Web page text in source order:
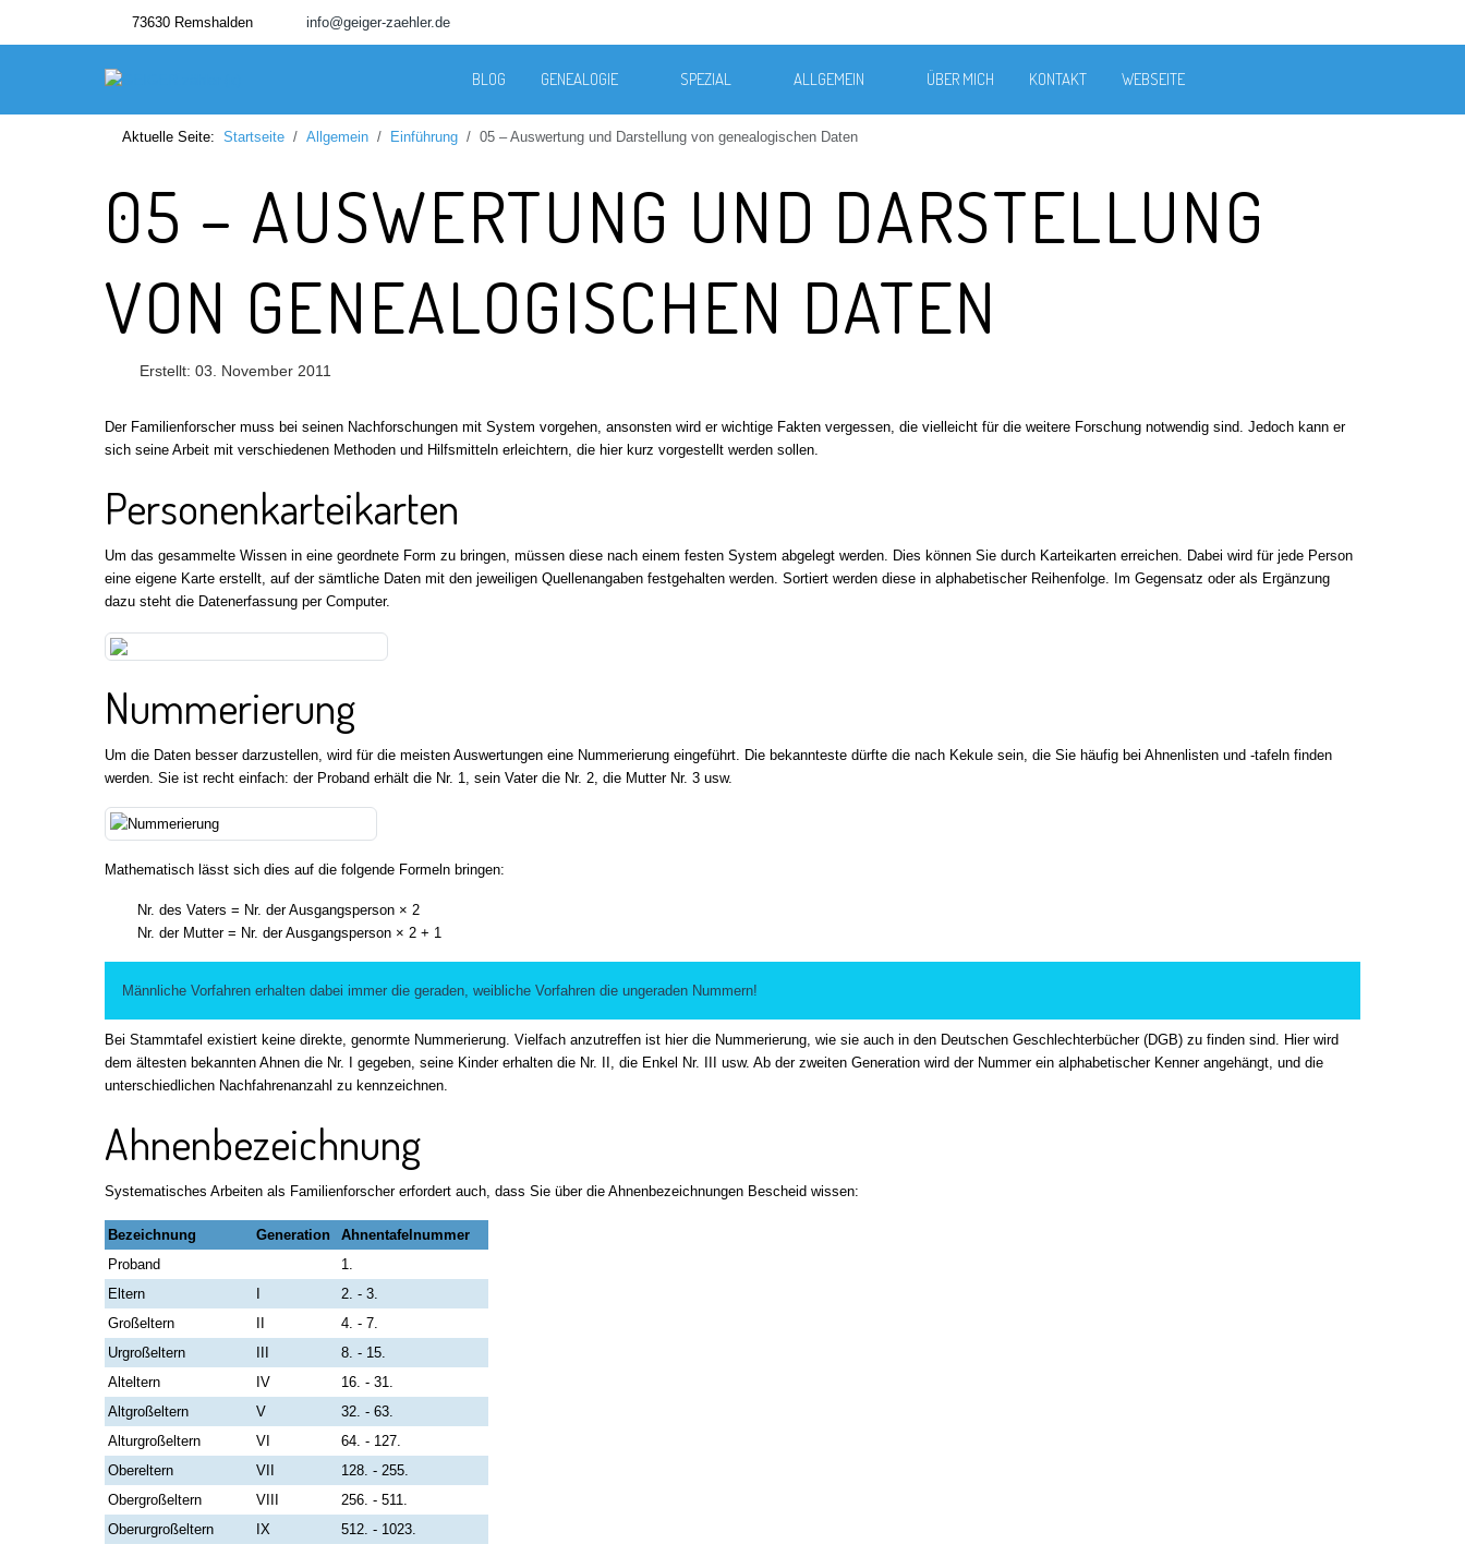
73630 Remshalden info@geiger-zaehler.de
BLOG GENEALOGIE SPEZIAL ALLGEMEIN ÜBER MICH KONTAKT WEBSEITE
Aktuelle Seite: Startseite Allgemein Einführung 05 – Auswertung und Darstellung von genealogischen Daten
05 – AUSWERTUNG UND DARSTELLUNG
VON GENEALOGISCHEN DATEN
Erstellt: 03. November 2011
Der Familienforscher muss bei seinen Nachforschungen mit System vorgehen, ansonsten wird er wichtige Fakten vergessen, die vielleicht für die weitere Forschung notwendig sind. Jedoch kann er
sich seine Arbeit mit verschiedenen Methoden und Hilfsmitteln erleichtern, die hier kurz vorgestellt werden sollen.
Personenkarteikarten
Um das gesammelte Wissen in eine geordnete Form zu bringen, müssen diese nach einem festen System abgelegt werden. Dies können Sie durch Karteikarten erreichen. Dabei wird für jede Person
eine eigene Karte erstellt, auf der sämtliche Daten mit den jeweiligen Quellenangaben festgehalten werden. Sortiert werden diese in alphabetischer Reihenfolge. Im Gegensatz oder als Ergänzung
dazu steht die Datenerfassung per Computer.
Nummerierung
Um die Daten besser darzustellen, wird für die meisten Auswertungen eine Nummerierung eingeführt. Die bekannteste dürfte die nach Kekule sein, die Sie häufig bei Ahnenlisten und -tafeln finden
werden. Sie ist recht einfach: der Proband erhält die Nr. 1, sein Vater die Nr. 2, die Mutter Nr. 3 usw.
Mathematisch lässt sich dies auf die folgende Formeln bringen:
Nr. des Vaters = Nr. der Ausgangsperson × 2
Nr. der Mutter = Nr. der Ausgangsperson × 2 + 1
Männliche Vorfahren erhalten dabei immer die geraden, weibliche Vorfahren die ungeraden Nummern!
Bei Stammtafel existiert keine direkte, genormte Nummerierung. Vielfach anzutreffen ist hier die Nummerierung, wie sie auch in den Deutschen Geschlechterbücher (DGB) zu finden sind. Hier wird
dem ältesten bekannten Ahnen die Nr. I gegeben, seine Kinder erhalten die Nr. II, die Enkel Nr. III usw. Ab der zweiten Generation wird der Nummer ein alphabetischer Kenner angehängt, und die
unterschiedlichen Nachfahrenanzahl zu kennzeichnen.
Ahnenbezeichnung
Systematisches Arbeiten als Familienforscher erfordert auch, dass Sie über die Ahnenbezeichnungen Bescheid wissen:
Bezeichnung Generation
Ahnentafelnummer
Proband
1.
Eltern
2. - 3.
Großeltern
4. - 7.
Urgroßeltern
8. - 15.
Alteltern
IV
16. - 31.
Altgroßeltern
V
32. - 63.
Alturgroßeltern
VI
64. - 127.
Obereltern
VII
128. - 255.
Obergroßeltern
VIII
256. - 511.
Oberurgroßeltern
IX
512. - 1023.